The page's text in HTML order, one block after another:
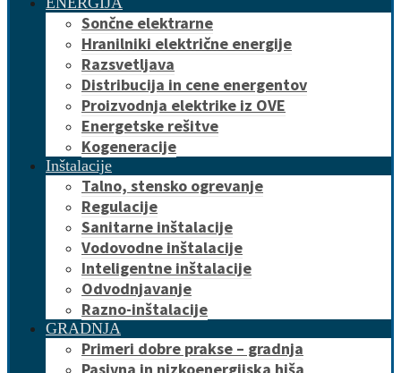
Sončne elektrarne
Hranilniki električne energije
Razsvetljava
Distribucija in cene energentov
Proizvodnja elektrike iz OVE
Energetske rešitve
Kogeneracije
Inštalacije
Talno, stensko ogrevanje
Regulacije
Sanitarne inštalacije
Vodovodne inštalacije
Inteligentne inštalacije
Odvodnjavanje
Razno-inštalacije
GRADNJA
Primeri dobre prakse – gradnja